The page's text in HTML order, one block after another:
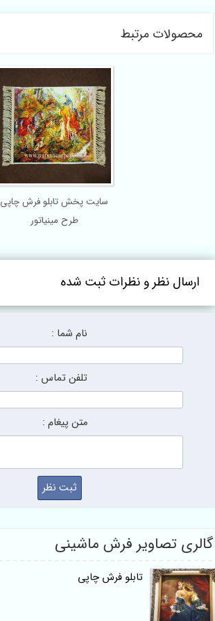
محصولات مرتبط
سایت پخش تابلو فرش چاپی
طرح مینیاتور
ارسال نظر و نظرات ثبت شده
نام شما :
تلفن تماس :
متن پیغام :
گالری تصاویر فرش ماشینی
تابلو فرش چاپی